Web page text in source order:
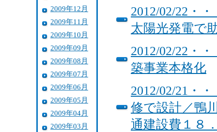
2009年12月
2009年11月
2009年10月
2009年09月
2009年08月
2009年07月
2009年06月
2009年05月
2009年04月
2009年03月
2012/02/22・
太陽光発電で
2012/02/22・
築事業本格化
2012/02/21・
修で設計／鴨
通建設費１８